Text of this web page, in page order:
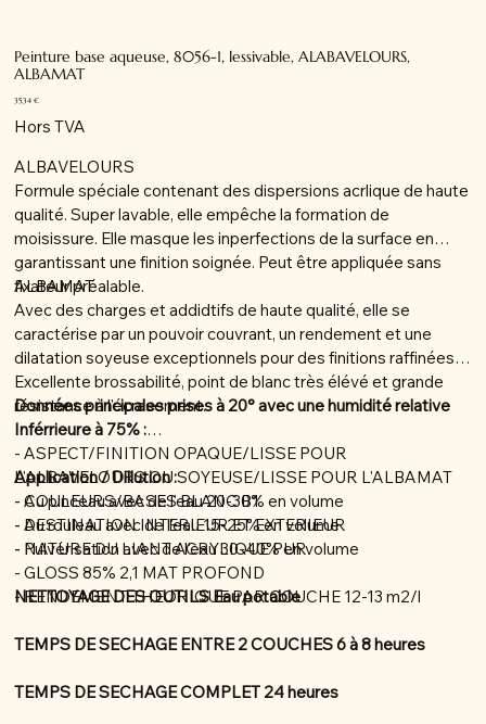
Peinture base aqueuse, 8056-1, lessivable, ALABAVELOURS,
ALBAMAT
Prix
35,34 €
Hors TVA
ALBAVELOURS
Formule spéciale contenant des dispersions acrlique de haute
qualité. Super lavable, elle empêche la formation de
moisissure. Elle masque les inperfections de la surface en
garantissant une finition soignée. Peut être appliquée sans
fixateur préalable.
ALBAMAT
Avec des charges et addidtifs de haute qualité, elle se
caractérise par un pouvoir couvrant, un rendement et une
dilatation soyeuse exceptionnels pour des finitions raffinées.
Excellente brossabilité, point de blanc très élévé et grande
résistance à l'écrasement.
Données principales prises à 20° avec une humidité relative
Inférrieure à 75% :
- ASPECT/FINITION OPAQUE/LISSE POUR
L'ALBAVELOURS OU SOYEUSE/LISSE POUR L'ALBAMAT
- COULEURS/BASES BLANC B1
- DESTINATION INTERIEUR ET EXTERIEUR
- NATURE DU LIANT ACRYLIQUE PUR
- GLOSS 85% 2,1 MAT PROFOND
- RENDEMENT THEORIQUE PAR COUCHE 12-13 m2/l
Application / Dillution :
- Au pinceau avec de l'eau 20-30% en volume
- Au rouleau avec de l'eau 15-25% en volume
- Pulvérisation avec de l'eau 30-40% en volume
NETTOYAGE DES OUTILS Eau potable
TEMPS DE SECHAGE ENTRE 2 COUCHES 6 à 8 heures
TEMPS DE SECHAGE COMPLET 24 heures